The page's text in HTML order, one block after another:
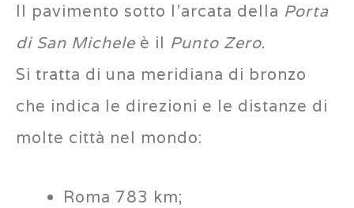
Il pavimento sotto l’arcata della Porta
di San Michele è il Punto Zero.
Si tratta di una meridiana di bronzo
che indica le direzioni e le distanze di
molte città nel mondo:
Roma 783 km;